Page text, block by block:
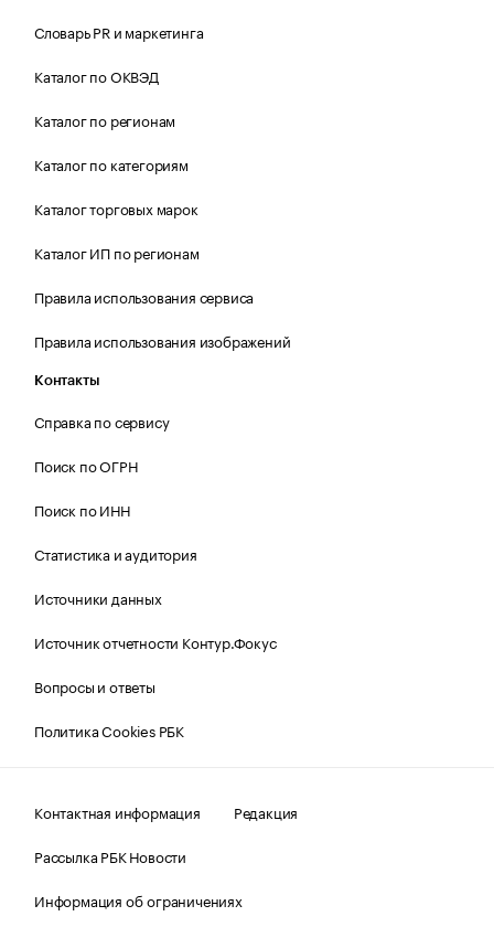
Словарь PR и маркетинга
Каталог по ОКВЭД
Каталог по регионам
Каталог по категориям
Каталог торговых марок
Каталог ИП по регионам
Правила использования сервиса
Правила использования изображений
Контакты
Справка по сервису
Поиск по ОГРН
Поиск по ИНН
Статистика и аудитория
Источники данных
Источник отчетности Контур.Фокус
Вопросы и ответы
Политика Cookies РБК
Контактная информация
Редакция
Рассылка РБК Новости
Информация об ограничениях